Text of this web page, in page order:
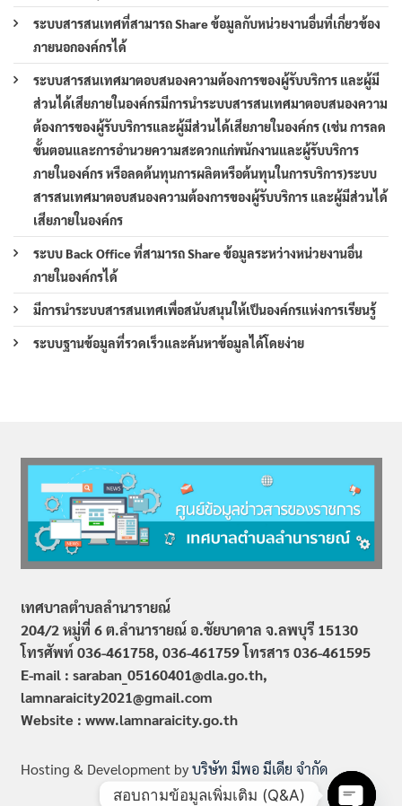
ระบบสารสนเทศที่สามารถ Share ข้อมูลกับหน่วยงานอื่นที่เกี่ยวข้อง
ภายนอกองค์กรได้
ระบบสารสนเทศมาตอบสนองความต้องการของผู้รับบริการ และผู้มี
ส่วนได้เสียภายในองค์กรมีการนำระบบสารสนเทศมาตอบสนองความ
ต้องการของผู้รับบริการและผู้มีส่วนได้เสียภายในองค์กร (เช่น การลด
ขั้นตอนและการอำนวยความสะดวกแก่พนักงานและผู้รับบริการ
ภายในองค์กร หรือลดต้นทุนการผลิตหรือต้นทุนในการบริการ)ระบบ
สารสนเทศมาตอบสนองความต้องการของผู้รับบริการ และผู้มีส่วนได้
เสียภายในองค์กร
ระบบ Back Office ที่สามารถ Share ข้อมูลระหว่างหน่วยงานอื่น
ภายในองค์กรได้
มีการนำระบบสารสนเทศเพื่อสนับสนุนให้เป็นองค์กรแห่งการเรียนรู้
ระบบฐานข้อมูลที่รวดเร็วและค้นหาข้อมูลได้โดยง่าย
เทศบาลตำบลลำนารายณ์
204/2 หมู่ที่ 6 ต.ลำนารายณ์ อ.ชัยบาดาล จ.ลพบุรี 15130
โทรศัพท์ 036-461758, 036-461759 โทรสาร 036-461595
E-mail : saraban_05160401@dla.go.th,
lamnaraicity2021@gmail.com
Website : www.lamnaraicity.go.th
Hosting & Development byบริษัท มีพอ มีเดีย จำกัด
สอบถามข้อมูลเพิ่มเติม (Q&A)